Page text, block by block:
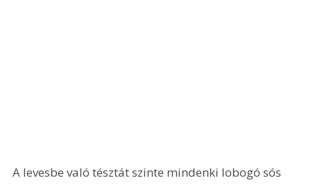
A levesbe való tésztát szinte mindenki lobogó sós